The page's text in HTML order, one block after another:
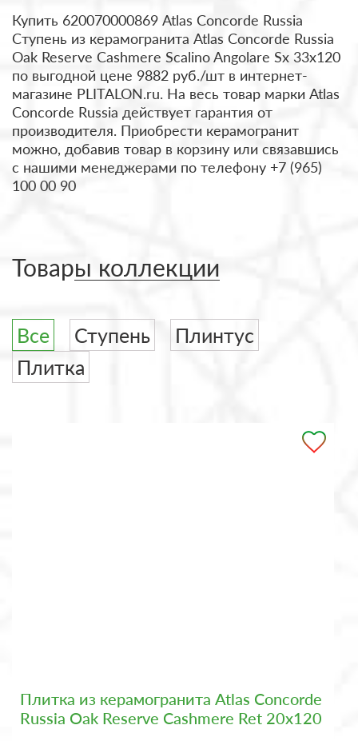
Купить 620070000869 Atlas Concorde Russia
Ступень из керамогранита Atlas Concorde Russia
Oak Reserve Cashmere Scalino Angolare Sx 33x120
по выгодной цене 9882 руб./шт в интернет-
магазине PLITALON.ru. На весь товар марки Atlas
Concorde Russia действует гарантия от
производителя. Приобрести керамогранит
можно, добавив товар в корзину или связавшись
с нашими менеджерами по телефону +7 (965)
100 00 90
Товары коллекции
Все Ступень
Плинтус
Плитка
Плитка из керамогранита Atlas Concorde
Russia Oak Reserve Cashmere Ret 20x120